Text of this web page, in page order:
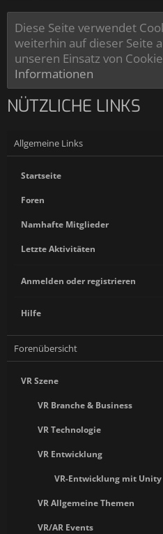
Diese Seite verwendet
weiterhin auf dieser Seite
unseren Einsatz von
Informationen
NÜTZLICHE LINKS
Allgemeine Links
Startseite
Foren
Namhafte Mitglieder
Letzte Aktivitäten
Anmelden oder registrieren
Hilfe
Forenübersicht
VR Szene
VR Branche & Business
VR Technologie
VR Entwicklung
VR-Entwicklung mit Unity
VR Allgemeine Themen
VR/AR Events